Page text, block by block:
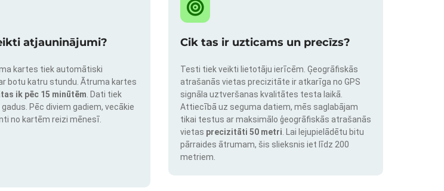
atjauninājumi?
kartes tiek automātiski
botu katru stundu. Ātruma kartes
ik pēc 15 minūtēm . Dati tiek
Pēc diviem gadiem, vecākie
no kartēm reizi mēnesī.
Cik tas ir uzticams un precīzs?
Testi tiek veikti lietotāju ierīcēm. Ģeogrāfiskās
atrašanās vietas precizitāte ir atkarīga no GPS
signāla uztveršanas kvalitātes testa laikā.
Attiecībā uz seguma datiem, mēs saglabājam
tikai testus ar maksimālo ģeogrāfiskās atrašanās
vietas precizitāti 50 metri . Lai lejupielādētu bitu
pārraides ātrumam, šis slieksnis iet līdz 200
metriem.